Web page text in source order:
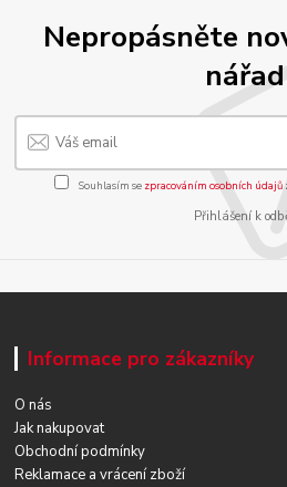
Nepropásněte
Souhlasím se zpracováním osobních údajů
Přihlášení k
Informace pro zákazníky
O nás
Jak nakupovat
Obchodní podmínky
Reklamace a vrácení zboží